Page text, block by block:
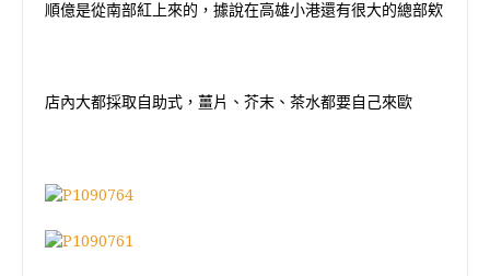
順億是從南部紅上來的，據說在高雄小港還有很大的總部欸
店內大都採取自助式，薑片、芥末、茶水都要自己來歐